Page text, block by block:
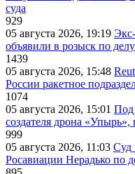
суда
929
05 августа 2026, 19:19
объявили в розыск по
1439
05 августа 2026, 15:48
России ракетное
1074
05 августа 2026, 15:01 Под
создателя дрона «Упырь»,
999
05 августа 2026, 11:03 Суд
Росавиации Нерадько по